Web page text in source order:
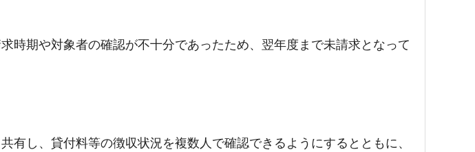
時期や対象者の確認が不十分であったため、翌年度まで未請求となって
有し、貸付料等の徴収状況を複数人で確認できるようにするとともに、